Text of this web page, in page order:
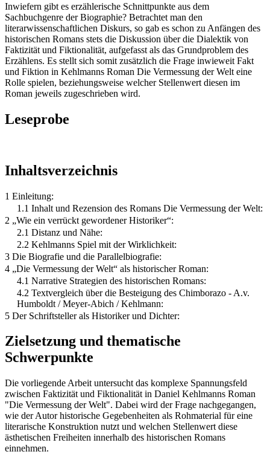
Inwiefern gibt es erzählerische Schnittpunkte aus dem
Sachbuchgenre der Biographie? Betrachtet man den
literarwissenschaftlichen Diskurs, so gab es schon zu Anfängen des
historischen Romans stets die Diskussion über die Dialektik von
Faktizität und Fiktionalität, aufgefasst als das Grundproblem des
Erzählens. Es stellt sich somit zusätzlich die Frage inwieweit Fakt
und Fiktion in Kehlmanns Roman Die Vermessung der Welt eine
Rolle spielen, beziehungsweise welcher Stellenwert diesen im
Roman jeweils zugeschrieben wird.
Leseprobe
Inhaltsverzeichnis
1 Einleitung:
1.1 Inhalt und Rezension des Romans Die Vermessung der Welt:
2 „Wie ein verrückt gewordener Historiker“:
2.1 Distanz und Nähe:
2.2 Kehlmanns Spiel mit der Wirklichkeit:
3 Die Biografie und die Parallelbiografie:
4 „Die Vermessung der Welt“ als historischer Roman:
4.1 Narrative Strategien des historischen Romans:
4.2 Textvergleich über die Besteigung des Chimborazo - A.v.
Humboldt / Meyer-Abich / Kehlmann:
5 Der Schriftsteller als Historiker und Dichter:
Zielsetzung und thematische
Schwerpunkte
Die vorliegende Arbeit untersucht das komplexe Spannungsfeld
zwischen Faktizität und Fiktionalität in Daniel Kehlmanns Roman
"Die Vermessung der Welt". Dabei wird der Frage nachgegangen,
wie der Autor historische Gegebenheiten als Rohmaterial für eine
literarische Konstruktion nutzt und welchen Stellenwert diese
ästhetischen Freiheiten innerhalb des historischen Romans
einnehmen.